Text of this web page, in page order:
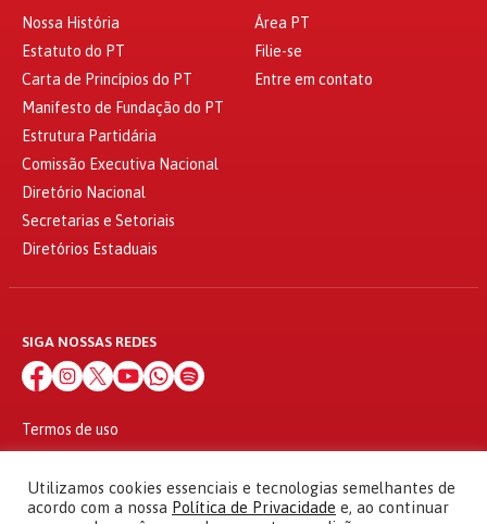
Nossa História
Estatuto do PT
Carta de Princípios do PT
Manifesto de Fundação do PT
Estrutura Partidária
Comissão Executiva Nacional
Diretório Nacional
Secretarias e Setoriais
Diretórios Estaduais
Área PT
Filie-se
Entre em contato
SIGA NOSSAS REDES
Termos de uso
© 2010 - 2026
Partido dos Trabalhadores Todos os direitos reservados
Utilizamos cookies essenciais e tecnologias semelhantes de
acordo com a nossa Política de Privacidade e, ao continuar